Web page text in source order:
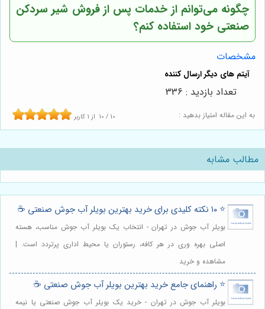
چگونه می‌توانم از خدمات پس از فروش شیر سردکن
صنعتی خود استفاده کنم؟
مشخصات
به این مقاله امتیاز بدهید : 10 / 10 از1 کاربر
تعداد بازدید : 336
مطالب مشابه
⭐️ ۱۰ نکته کلیدی برای خرید بهترین بویلر آب جوش صنعتی ☕
بویلر آب جوش در تهران - انتخاب یک بویلر آب جوش مناسب، هسته
اصلی بهره وری در هر کافه، رستوران یا محیط اداری پرتردد است. |
مشاهده و خرید
⭐️ راهنمای جامع خرید بهترین بویلر آب جوش صنعتی ☕️
بویلر آب جوش در تهران - خرید یک بویلر آب جوش صنعتی یا نیمه